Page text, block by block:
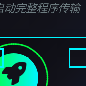
动完整程序传输